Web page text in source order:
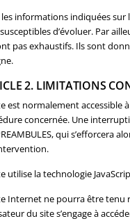
les informations indiquées
d’évoluer. Par
pas exhaustifs. Ils sont
2. LIMITATIONS
est normalement
concernée. Une
qui s’efforcera
utilise la technologie
Internet ne pourra être tenu
du site s’engage à